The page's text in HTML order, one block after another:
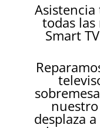
todas
Smart
desplaza